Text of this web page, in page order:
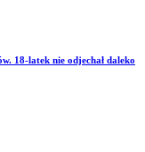
18-latek nie odjechał daleko